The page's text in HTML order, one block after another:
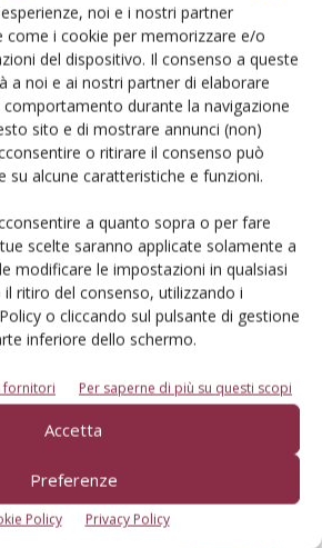
noi e i nostri partner
come i cookie per memorizzare e/o
del dispositivo. Il consenso a queste
a noi e ai nostri partner di elaborare
durante la navigazione
sito e di mostrare annunci (non)
o ritirare il consenso può
su alcune caratteristiche e funzioni.
a quanto sopra o per fare
scelte saranno applicate solamente a
modificare le impostazioni in qualsiasi
ritiro del consenso, utilizzando i
o cliccando sul pulsante di gestione
inferiore dello schermo.
fornitori Per saperne di più su questi scopi
Accetta
Preferenze
Policy Privacy Policy
di Opera possa riprendere
un monito anche per il
deve tenere in maggior conto le
cercare di premiare in primo luogo
produttrici e non solo la
proprie strutture e infrastrutture.
e servizi dalle aziende